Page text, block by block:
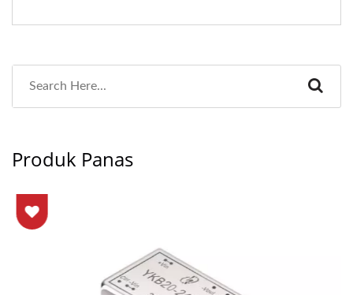
Produk Panas